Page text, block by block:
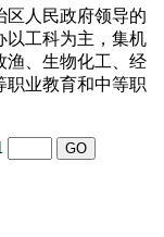
区人民政府领导的
以工科为主，集机
渔、生物化工、经
职业教育和中等职